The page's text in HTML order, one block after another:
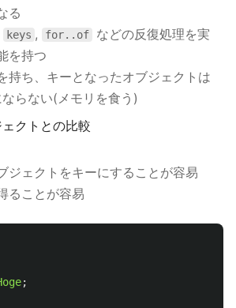
る
keys , for..of
などの反復処理を実
を持つ
持ち、キーとなったオブジェクトは
らない(メモリを食う)
クトとの比較
ジェクトをキーにすることが容易
ることが容易
;